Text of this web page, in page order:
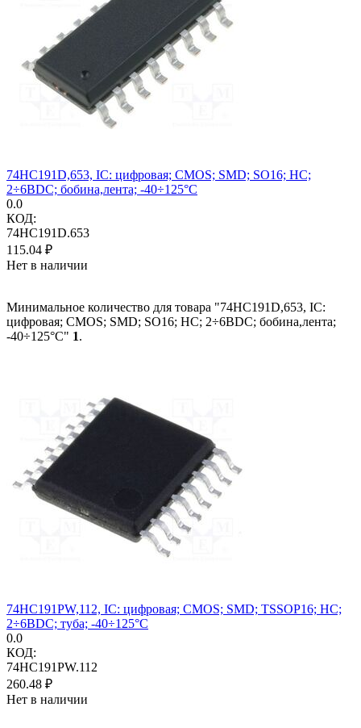
74HC191D,653, IC: цифровая; CMOS; SMD; SO16; HC;
2÷6ВDC; бобина,лента; -40÷125°C
0.0
КОД:
74HC191D.653
115.04 ₽
Нет в наличии
Минимальное количество для товара "74HC191D,653, IC:
цифровая; CMOS; SMD; SO16; HC; 2÷6ВDC; бобина,лента;
-40÷125°C" 1.
74HC191PW,112, IC: цифровая; CMOS; SMD; TSSOP16; HC;
2÷6ВDC; туба; -40÷125°C
0.0
КОД:
74HC191PW.112
260.48 ₽
Нет в наличии